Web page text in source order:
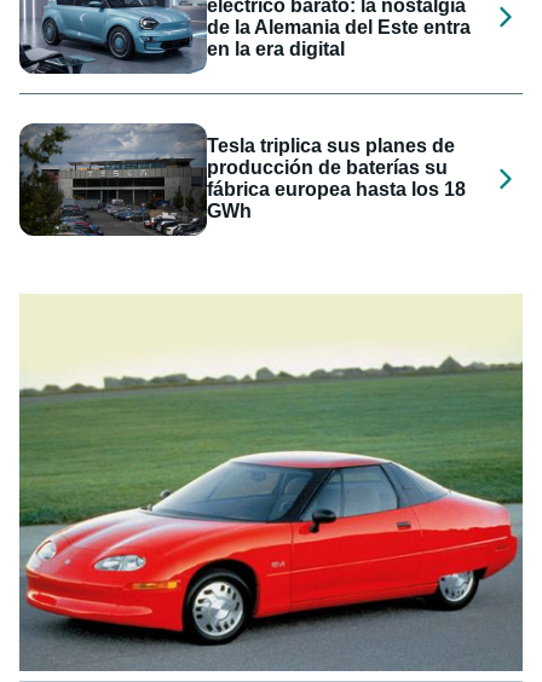
eléctrico barato: la nostalgia
de la Alemania del Este entra
en la era digital
Tesla triplica sus planes de
producción de baterías su
fábrica europea hasta los 18
GWh